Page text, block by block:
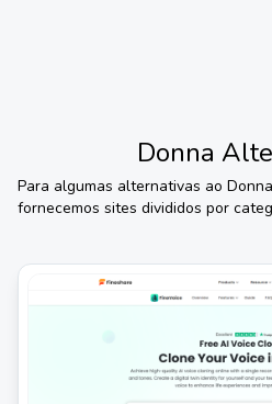
Donna
Para algumas alternativas ao Donna
fornecemos sites divididos por